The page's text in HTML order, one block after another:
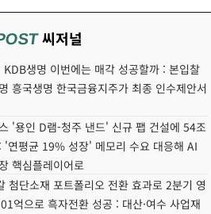
씨저널
생명 이번에는 매각 성공할까 : 본입찰
흥국생명 한국금융지주가 최종 인수제안서
'용인 D램-청주 낸드' 신규 팹 건설에 54조
'연평균 19% 성장' 메모리 수요 대응해 AI
핵심플레이어로
첨단소재 포트폴리오 전환 효과로 2분기 영
억으로 흑자전환 성공 : 대산·여수 사업재